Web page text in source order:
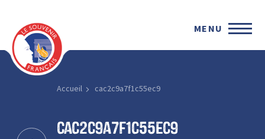
MENU
Accueil cac2c9a7f1c55ec9
cac2c9a7f1c55ec9